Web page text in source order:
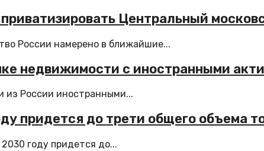
Центральный
России намерено в ближайшие...
недвижимости с иностранными
из России иностранными...
придется до трети общего объема
году придется до...